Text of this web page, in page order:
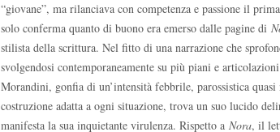
“giovane”, ma rilanciava con competenza e passione il
solo conferma quanto di buono era emerso dalle pagine di
stilista della scrittura. Nel fitto di una narrazione che
svolgendosi contemporaneamente su più piani e
Morandini, gonfia di un’intensità febbrile, parossistica
costruzione adatta a ogni situazione, trova un suo lucido
manifesta la sua inquietante virulenza. Rispetto a Nora, il